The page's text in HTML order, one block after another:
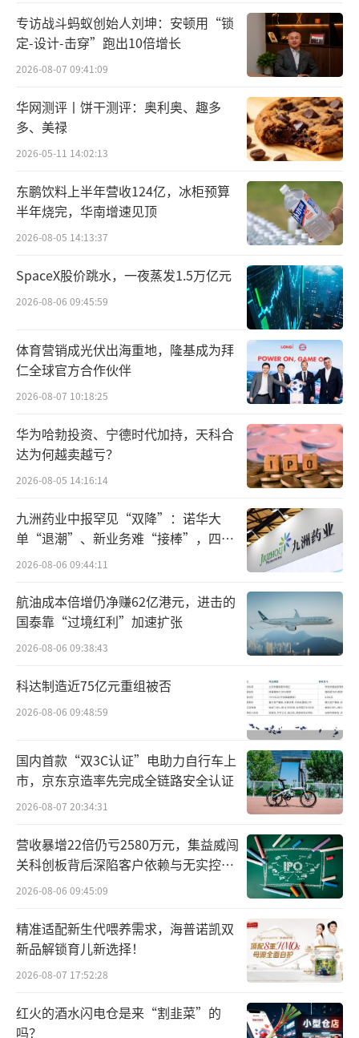
专访战斗蚂蚁创始人刘坤：安顿用“锁
定-设计-击穿”跑出10倍增长
2026-08-07 09:41:09
华网测评丨饼干测评：奥利奥、趣多
多、美禄
2026-05-11 14:02:13
东鹏饮料上半年营收124亿，冰柜预算
半年烧完，华南增速见顶
2026-08-05 14:13:37
SpaceX股价跳水，一夜蒸发1.5万亿元
2026-08-06 09:45:59
体育营销成光伏出海重地，隆基成为拜
仁全球官方合作伙伴
2026-08-07 10:18:25
华为哈勃投资、宁德时代加持，天科合
达为何越卖越亏？
2026-08-05 14:16:14
九洲药业中报罕见“双降”：诺华大
单“退潮”、新业务难“接棒”，四大
难关待闯
2026-08-06 09:44:11
航油成本倍增仍净赚62亿港元，进击的
国泰靠“过境红利”加速扩张
2026-08-06 09:38:43
科达制造近75亿元重组被否
2026-08-06 09:48:59
国内首款“双3C认证”电助力自行车上
市，京东京造率先完成全链路安全认证
2026-08-07 20:34:31
营收暴增22倍仍亏2580万元，集益威闯
关科创板背后深陷客户依赖与无实控人
困局
2026-08-06 09:45:09
精准适配新生代喂养需求，海普诺凯双
新品解锁育儿新选择！
2026-08-07 17:52:28
红火的酒水闪电仓是来“割韭菜”的
吗？